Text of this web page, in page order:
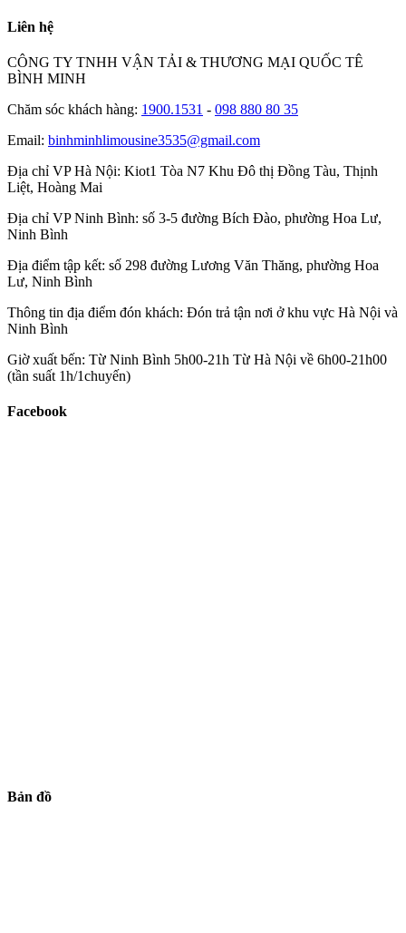
Liên hệ
CÔNG TY TNHH VẬN TẢI & THƯƠNG MẠI QUỐC TÊ
BÌNH MINH
Chăm sóc khách hàng: 1900.1531 - 098 880 80 35
Email: binhminhlimousine3535@gmail.com
Địa chỉ VP Hà Nội: Kiot1 Tòa N7 Khu Đô thị Đồng Tàu, Thịnh
Liệt, Hoàng Mai
Địa chỉ VP Ninh Bình: số 3-5 đường Bích Đào, phường Hoa Lư,
Ninh Bình
Địa điểm tập kết: số 298 đường Lương Văn Thăng, phường Hoa
Lư, Ninh Bình
Thông tin địa điểm đón khách: Đón trả tận nơi ở khu vực Hà Nội và
Ninh Bình
Giờ xuất bến: Từ Ninh Bình 5h00-21h Từ Hà Nội về 6h00-21h00
(tần suất 1h/1chuyến)
Facebook
Bản đồ